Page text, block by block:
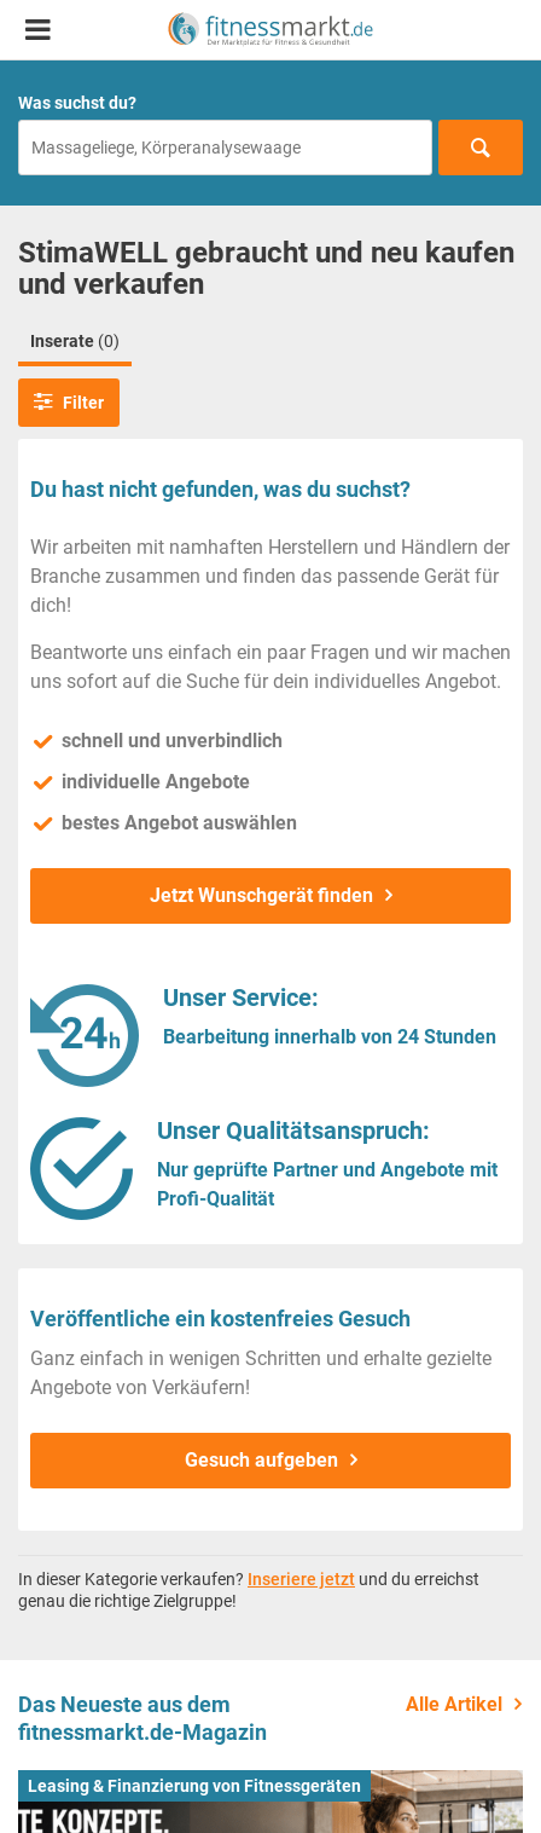
Was suchst du?
StimaWELL gebraucht und neu kaufen
und verkaufen
Inserate (0)
Filter
Du hast nicht gefunden, was du suchst?
Wir arbeiten mit namhaften Herstellern und Händlern der
Branche zusammen und finden das passende Gerät für
dich!
Beantworte uns einfach ein paar Fragen und wir machen
uns sofort auf die Suche für dein individuelles Angebot.
schnell und unverbindlich
individuelle Angebote
bestes Angebot auswählen
Jetzt Wunschgerät finden
Unser Service:
Bearbeitung innerhalb von 24 Stunden
Unser Qualitätsanspruch:
Nur geprüfte Partner und Angebote mit
Profi-Qualität
Veröffentliche ein kostenfreies Gesuch
Ganz einfach in wenigen Schritten und erhalte gezielte
Angebote von Verkäufern!
Gesuch aufgeben
In dieser Kategorie verkaufen? Inseriere jetzt und du erreichst
genau die richtige Zielgruppe!
Das Neueste aus dem
fitnessmarkt.de-Magazin
Alle Artikel
Leasing & Finanzierung von Fitnessgeräten